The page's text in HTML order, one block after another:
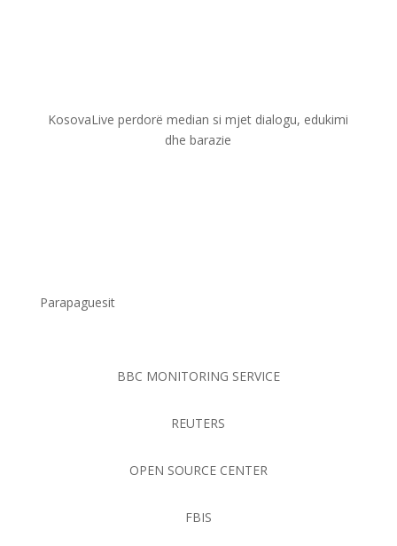
KosovaLive perdorë median si mjet dialogu, edukimi
dhe barazie
Parapaguesit
BBC MONITORING SERVICE
REUTERS
OPEN SOURCE CENTER
FBIS